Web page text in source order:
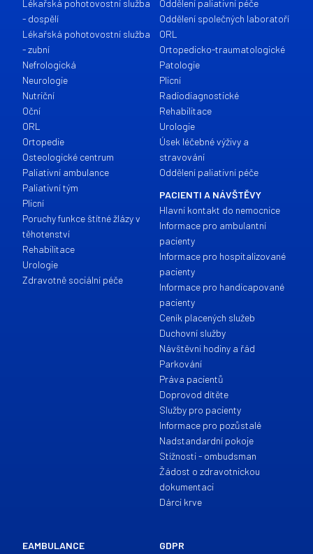
Lékařská pohotovostní služba
- dospělí
Lékařská pohotovostní služba
- zubní
Nefrologická
Neurologie
Nutriční
Oční
ORL
Ortopedie
Osteologické centrum
Paliativní ambulance
Paliativní tým
Plicní
Poruchy funkce štítné žlázy v
těhotenství
Rehabilitace
Urologie
Zdravotně sociální péče
Oddělení paliativní péče
Oddělení společných laboratoří
ORL
Ortopedicko-traumatologické
Patologie
Plicní
Radiodiagnostické
Rehabilitace
Urologie
Úsek léčebné výživy a
stravování
Oddělení paliativní péče
PACIENTI A NÁVŠTĚVY
Hlavní kontakt do nemocnice
Informace pro ambulantní
pacienty
Informace pro hospitalizované
pacienty
Informace pro handicapované
pacienty
Ceník placených služeb
Duchovní služby
Návštěvní hodiny a řád
Parkování
Práva pacientů
Doprovod dítěte
Služby pro pacienty
Informace pro pozůstalé
Nadstandardní pokoje
Stížnosti - ombudsman
Žádost o zdravotnickou
dokumentaci
Dárci krve
EAMBULANCE
GDPR